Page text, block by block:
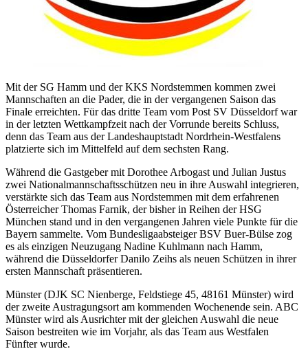
Mit der SG Hamm und der KKS Nordstemmen kommen zwei
Mannschaften an die Pader, die in der vergangenen Saison das
Finale erreichten. Für das dritte Team vom Post SV Düsseldorf war
in der letzten Wettkampfzeit nach der Vorrunde bereits Schluss,
denn das Team aus der Landeshauptstadt Nordrhein-Westfalens
platzierte sich im Mittelfeld auf dem sechsten Rang.
Während die Gastgeber mit Dorothee Arbogast und Julian Justus
zwei Nationalmannschaftsschützen neu in ihre Auswahl integrieren,
verstärkte sich das Team aus Nordstemmen mit dem erfahrenen
Österreicher Thomas Farnik, der bisher in Reihen der HSG
München stand und in den vergangenen Jahren viele Punkte für die
Bayern sammelte. Vom Bundesligaabsteiger BSV Buer-Bülse zog
es als einzigen Neuzugang Nadine Kuhlmann nach Hamm,
während die Düsseldorfer Danilo Zeihs als neuen Schützen in ihrer
ersten Mannschaft präsentieren.
Münster (DJK SC Nienberge, Feldstiege 45, 48161 Münster) wird
der zweite Austragungsort am kommenden Wochenende sein. ABC
Münster wird als Ausrichter mit der gleichen Auswahl die neue
Saison bestreiten wie im Vorjahr, als das Team aus Westfalen
Fünfter wurde.